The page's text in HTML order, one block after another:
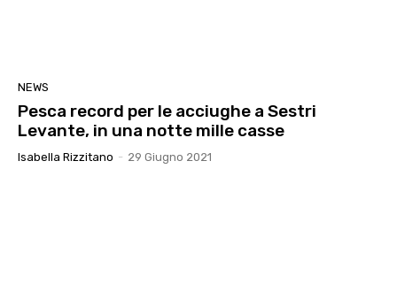
NEWS
Pesca record per le acciughe a Sestri
Levante, in una notte mille casse
Isabella Rizzitano - 29 Giugno 2021